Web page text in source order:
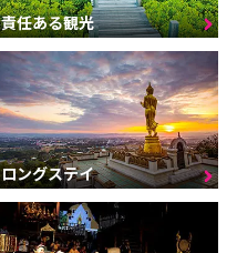
責任ある観光
ロングステイ